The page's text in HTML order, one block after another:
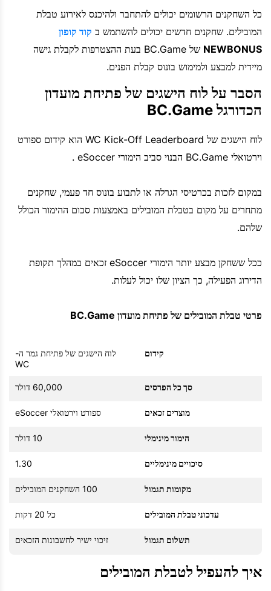
כל השחקנים הרשומים יכולים להתחבר ולהיכנס לאירוע טבלת
המובילים. שחקנים חדשים יכולים להשתמש ב קוד קופון
NEWBONUS
של BC.Game בעת ההצטרפות לקבלת גישה
מיידית למבצע ולמימוש בונוס קבלת הפנים.
הסבר על לוח הישגים של פתיחת מועדון
הכדורגל BC.Game
לוח הישגים של WC Kick-Off Leaderboard הוא קידום ספורט
וירטואלי BC.Game הבנוי סביב הימורי eSoccer .
במקום לזכות בכרטיסי הגרלה או לתבוע בונוס חד פעמי, שחקנים
מתחרים על מקום בטבלת המובילים באמצעות סכום ההימור הכולל
שלהם.
ככל ששחקן מבצע יותר הימורי eSoccer זכאים במהלך תקופת
הדירוג הפעילה, כך הציון שלו יכול לעלות.
פרטי טבלת המובילים של פתיחת מועדון BC.Game
קידום
לוח הישגים של פתיחת גמר ה-
WC
סך כל הפרסים 60,000 דולר
מוצרים זכאים ספורט וירטואלי eSoccer
הימור מינימלי 10 דולר
סיכויים מינימליים 1.30
מקומות תגמול 100 השחקנים המובילים
עדכוני טבלת המובילים כל 20 דקות
תשלום תגמול זיכוי ישיר לחשבונות הזכאים
איך להעפיל לטבלת המובילים